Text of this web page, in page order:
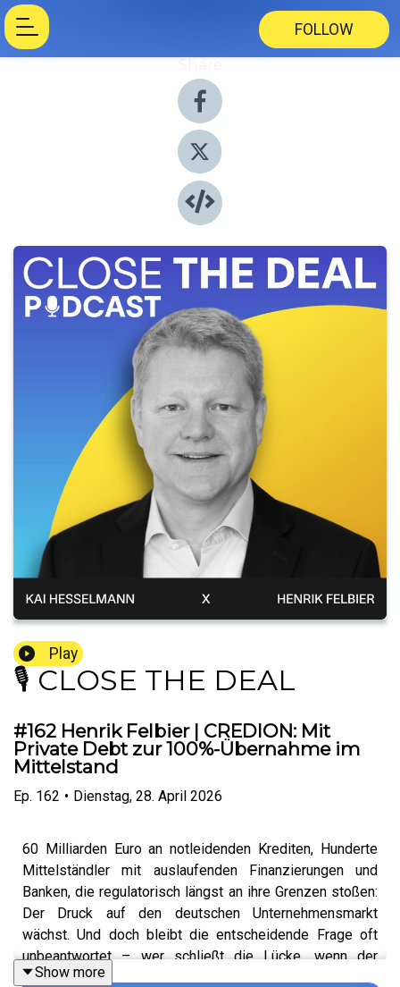
FOLLOW
Play
🎙️ CLOSE THE DEAL
#162 Henrik Felbier | CREDION: Mit
Private Debt zur 100%-Übernahme im
Mittelstand
Ep. 162 • Dienstag, 28. April 2026
60 Milliarden Euro an notleidenden Krediten, Hunderte
Mittelständler mit auslaufenden Finanzierungen und
Banken, die regulatorisch längst an ihre Grenzen stoßen:
Der Druck auf den deutschen Unternehmensmarkt
wächst. Und doch bleibt die entscheidende Frage oft
unbeantwortet – wer schließt die Lücke, wenn der
klassische Bankkredit nicht trägt und ein Einstieg von
Show more